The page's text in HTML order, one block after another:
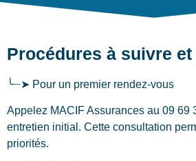
Procédures à suivre
╰┈➤ Pour un premier rendez-vous
Appelez MACIF Assurances au 09 69
entretien initial. Cette consultation
priorités.